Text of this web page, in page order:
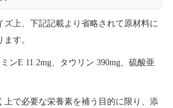
上、下記記載より省略されて原材料に
す。
ンE 11.2mg、タウリン 390mg、硫酸亜
上で必要な栄養素を補う目的に限り、添